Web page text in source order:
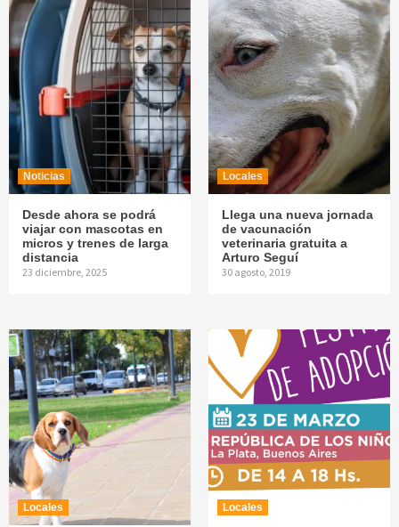
Noticias
Desde ahora se podrá
viajar con mascotas en
micros y trenes de larga
distancia
23 diciembre, 2025
Locales
Llega una nueva jornada
de vacunación
veterinaria gratuita a
Arturo Seguí
30 agosto, 2019
Locales Locales